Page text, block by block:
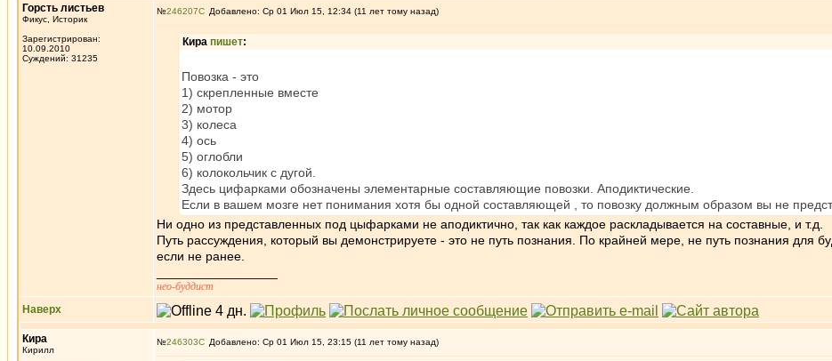
Горсть листьев
Фикус, Историк
Зарегистрирован:
10.09.2010
Суждений: 31235
№246207 Добавлено: Ср 01 Июл 15, 12:34 (11 лет тому назад)
Кира пишет:
Повозка - это
1) скрепленные вместе
2) мотор
3) колеса
4) ось
5) оглобли
6) колокольчик с дугой.
Здесь цифарками обозначены элементарные составляющие повозки. Аподиктические.
Если в вашем мозге нет понимания хотя бы одной составляющей , то повозку должным образом вы не
Ни одно из представленных под цыфарками не аподиктично, так как каждое раскладывается на составные, и т.д.
Путь рассуждения, который вы демонстрируете - это не путь познания. По крайней мере, не путь познания для
если не ранее.
нео-буддист
Наверх
Кира
Кирилл
№246303 Добавлено: Ср 01 Июл 15, 23:15 (11 лет тому назад)